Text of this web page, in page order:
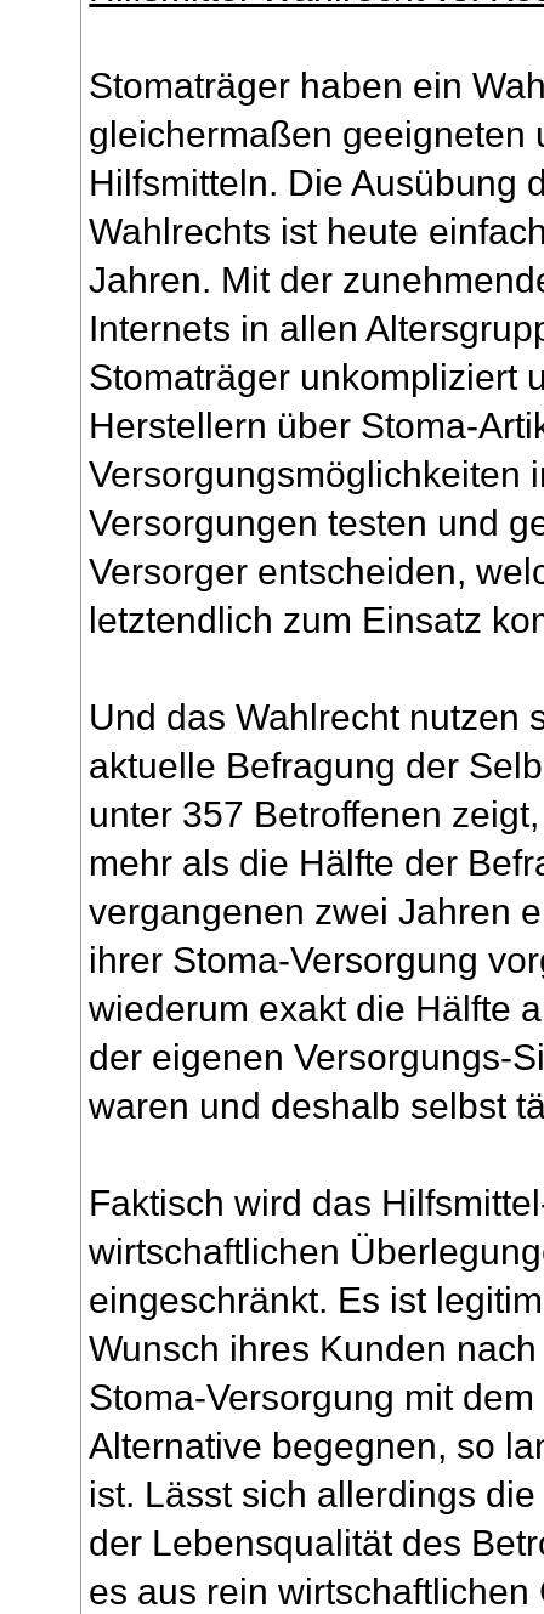
Stomaträger haben ein
gleichermaßen geeigneten
Hilfsmitteln. Die Ausübung
Wahlrechts ist heute
Jahren. Mit der
Internets in allen
Stomaträger unkompliziert
Herstellern über Stoma-
Versorgungsmöglichkeiten
Versorgungen testen und
Versorger entscheiden,
letztendlich zum Einsatz
Und das Wahlrecht nutzen
aktuelle Befragung der
unter 357 Betroffenen
mehr als die Hälfte der
vergangenen zwei Jahren
ihrer Stoma-Versorgung
wiederum exakt die Hälfte
der eigenen Versorgungs-
waren und deshalb selbst
Faktisch wird das
wirtschaftlichen
eingeschränkt. Es ist
Wunsch ihres Kunden
Stoma-Versorgung mit
Alternative begegnen, so
ist. Lässt sich allerdings
der Lebensqualität des
es aus rein